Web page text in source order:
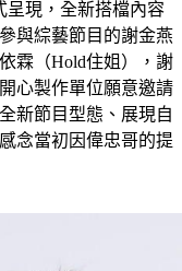
呈現，全新搭檔內容
與綜藝節目的謝金燕
霖（Hold住姐），謝
心製作單位願意邀請
新節目型態、展現自
念當初因偉忠哥的提